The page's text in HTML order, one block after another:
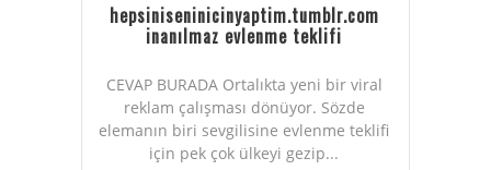
hepsiniseninicinyaptim.tumblr.com
inanılmaz evlenme teklifi
CEVAP BURADA Ortalıkta yeni bir viral
reklam çalışması dönüyor. Sözde
elemanın biri sevgilisine evlenme teklifi
için pek çok ülkeyi gezip...